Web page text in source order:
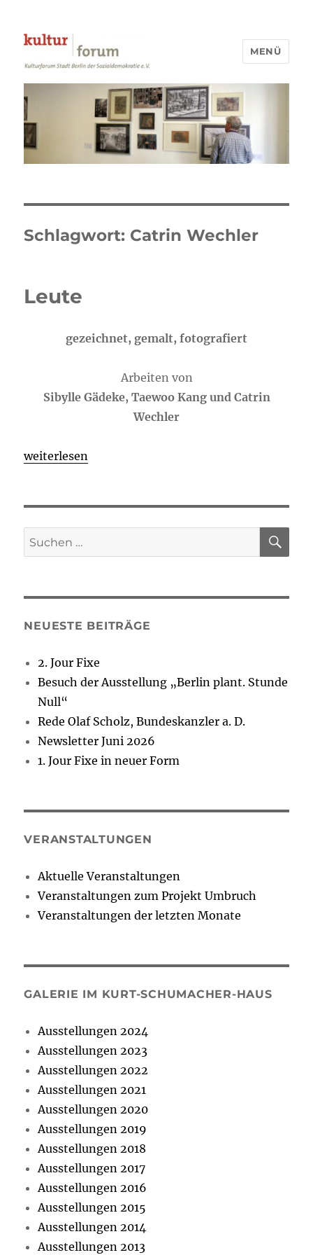
Kulturforum Stadt Berlin
MENÜ
Schlagwort: Catrin Wechler
Leute
gezeichnet, gemalt, fotografiert
Arbeiten von
Sibylle Gädeke, Taewoo Kang und Catrin
Wechler
„Leute“
weiterlesen
Suchen
nach:
NEUESTE BEITRÄGE
2. Jour Fixe
Besuch der Ausstellung „Berlin plant. Stunde
Null“
Rede Olaf Scholz, Bundeskanzler a. D.
Newsletter Juni 2026
1. Jour Fixe in neuer Form
VERANSTALTUNGEN
Aktuelle Veranstaltungen
Veranstaltungen zum Projekt Umbruch
Veranstaltungen der letzten Monate
GALERIE IM KURT-SCHUMACHER-HAUS
Ausstellungen 2024
Ausstellungen 2023
Ausstellungen 2022
Ausstellungen 2021
Ausstellungen 2020
Ausstellungen 2019
Ausstellungen 2018
Ausstellungen 2017
Ausstellungen 2016
Ausstellungen 2015
Ausstellungen 2014
Ausstellungen 2013